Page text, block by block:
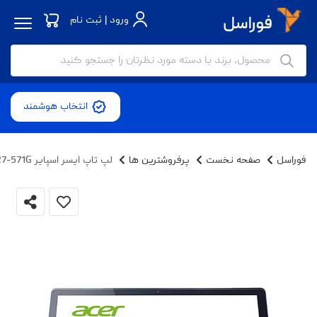
ورود | ثبت نام
انتخاب هوشمند
فوراسل صفحه نخست پرفروشترین ها لپ تاپ ایسر اسپایر R7-571G